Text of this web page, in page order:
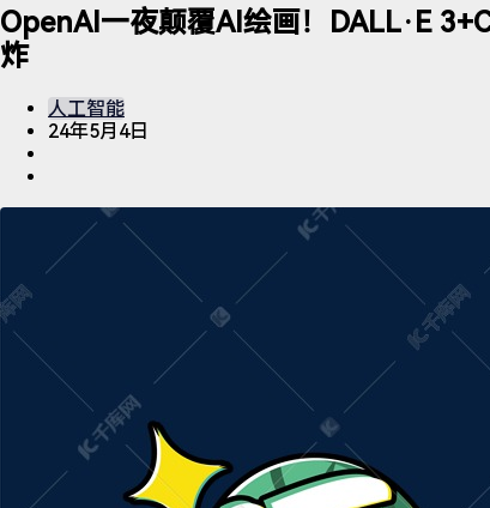
OpenAI一夜颠覆AI绘画！DALL·E
炸
人工智能
24年5月4日